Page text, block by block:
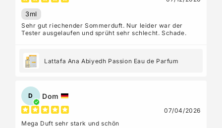
3ml
Sehr gut riechender Sommerduft. Nur leider war der
Tester ausgelaufen und sprüht sehr schlecht. Schade.
Lattafa Ana Abiyedh Passion Eau de Parfum
D Dom
07/04/2026
Mega Duft sehr stark und schön